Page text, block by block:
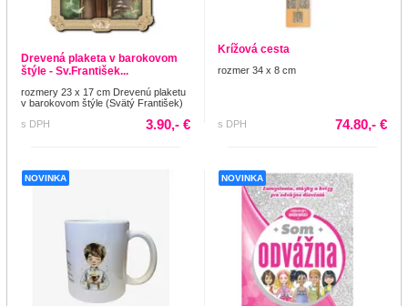
Drevená plaketa v barokovom
štýle - Sv.František...
rozmery 23 x 17 cm Drevenú plaketu
v barokovom štýle (Svätý František)
s DPH
3.90,- €
Krížová cesta
rozmer 34 x 8 cm
s DPH 74.80,- €
NOVINKA NOVINKA